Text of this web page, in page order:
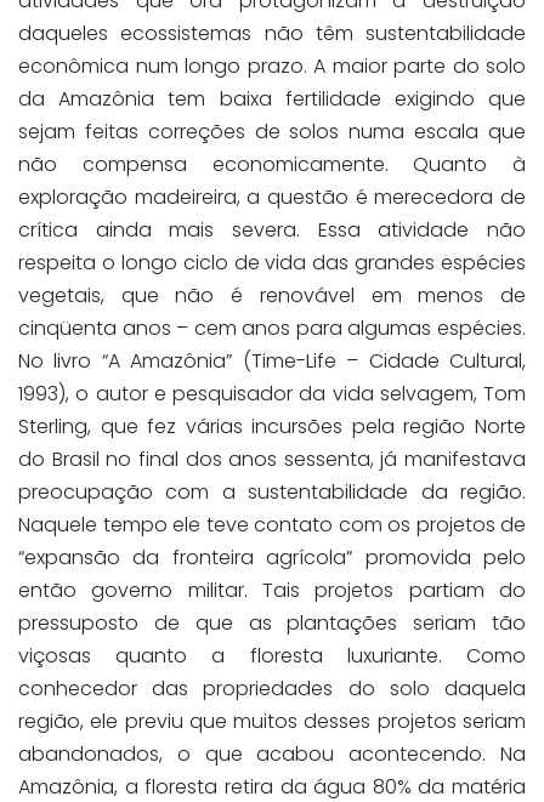
daqueles ecossistemas não têm sustentabilidade
econômica num longo prazo. A maior parte do solo
da Amazônia tem baixa fertilidade exigindo que
sejam feitas correções de solos numa escala que
não compensa economicamente. Quanto à
exploração madeireira, a questão é merecedora de
crítica ainda mais severa. Essa atividade não
respeita o longo ciclo de vida das grandes espécies
vegetais, que não é renovável em menos de
cinqüenta anos – cem anos para algumas espécies.
No livro “A Amazônia” (Time-Life – Cidade Cultural,
1993), o autor e pesquisador da vida selvagem, Tom
Sterling, que fez várias incursões pela região Norte
do Brasil no final dos anos sessenta, já manifestava
preocupação com a sustentabilidade da região.
Naquele tempo ele teve contato com os projetos de
“expansão da fronteira agrícola” promovida pelo
então governo militar. Tais projetos partiam do
pressuposto de que as plantações seriam tão
viçosas quanto a floresta luxuriante. Como
conhecedor das propriedades do solo daquela
região, ele previu que muitos desses projetos seriam
abandonados, o que acabou acontecendo. Na
Amazônia, a floresta retira da água 80% da matéria